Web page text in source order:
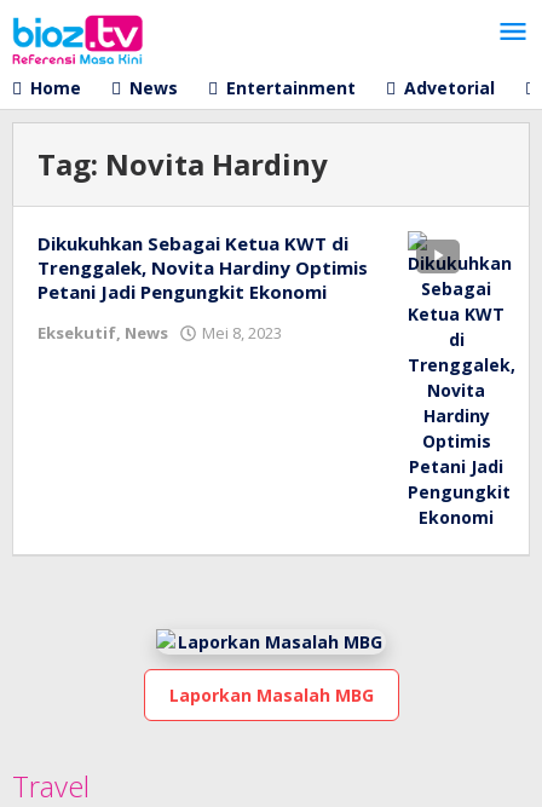
Lewati
ke
konten
Home
News Entertainment Advetorial
Tag: Novita Hardiny
Dikukuhkan Sebagai Ketua KWT di
Trenggalek, Novita Hardiny Optimis
Petani Jadi Pengungkit Ekonomi
Eksekutif, News Mei 8, 2023
Laporkan Masalah MBG
Travel